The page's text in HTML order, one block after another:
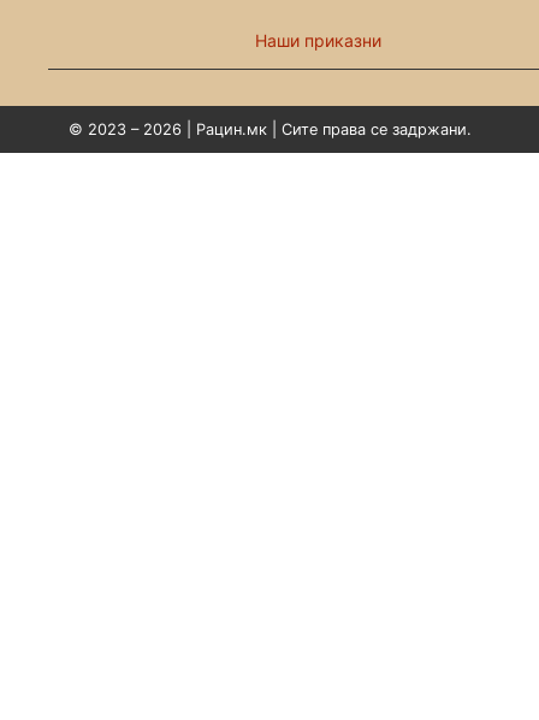
Наши приказни
© 2023 – 2026 | Рацин.мк | Сите права се задржани.